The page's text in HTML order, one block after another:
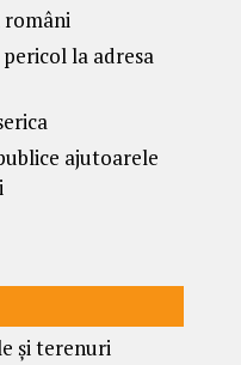
români
la adresa
ajutoarele
și terenuri